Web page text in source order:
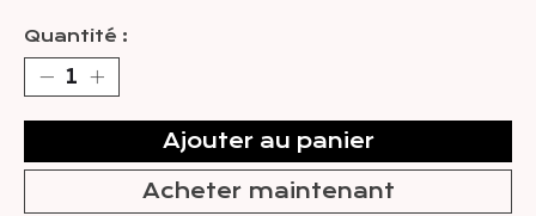
Quantité :
Ajouter au panier
Acheter maintenant